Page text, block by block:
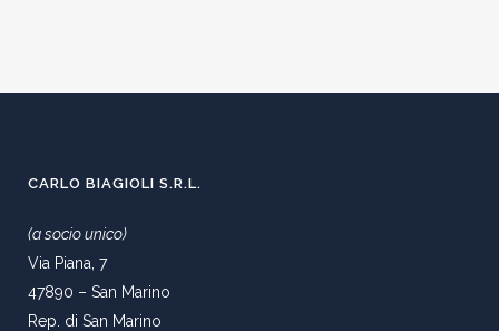
CARLO BIAGIOLI S.R.L.
(a socio unico)
Via Piana, 7
47890 – San Marino
Rep. di San Marino